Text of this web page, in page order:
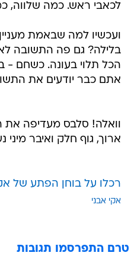
לכאבי ראש. כמה שלווה,
ועכשיו למה שבאמת
בלילה? גם פה התשובה
הכל תלוי בעונה. כשחם -
אתם כבר יודעים את
וואלה! סלבס מעדיפה את
ארוך, גוף חלק ואיבר מיני
רכלו על בוחן הפתע של
אקי אבני
טרם התפרסמו תגובות